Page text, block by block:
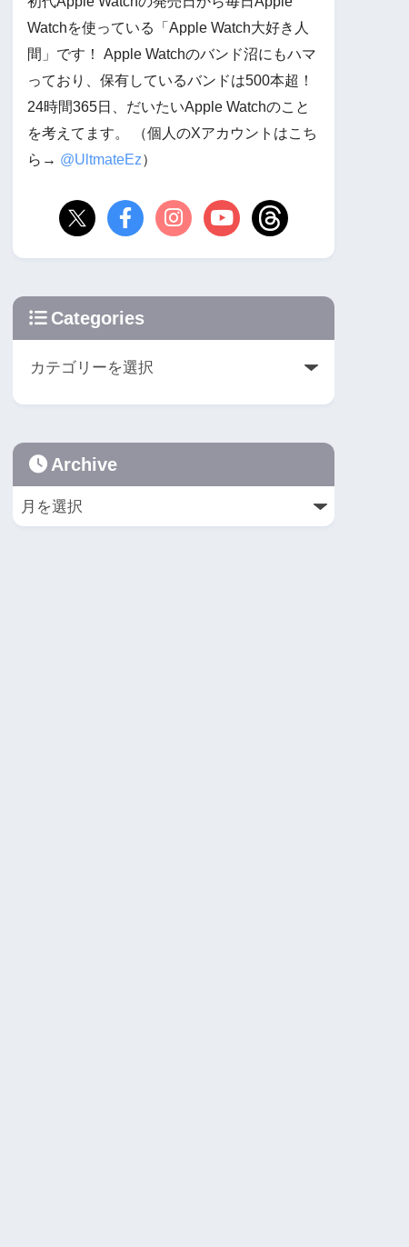
Watchを使っている「Apple Watch大好き人
間」です！ Apple Watchのバンド沼にもハマ
っており、保有しているバンドは500本超！
24時間365日、だいたいApple Watchのこと
を考えてます。 （個人のXアカウントはこち
ら→ @UltmateEz）
Categories
Archive